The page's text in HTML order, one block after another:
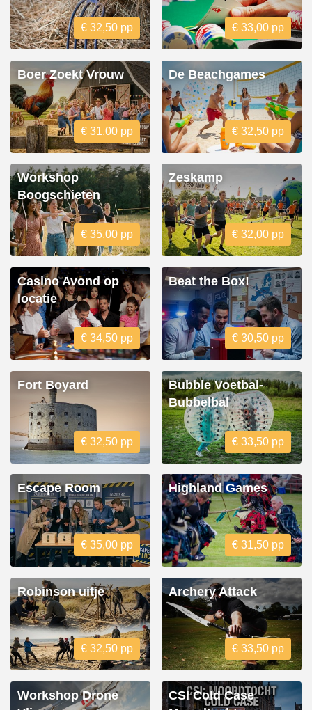
€ 32,50 pp € 33,00 pp
Boer Zoekt Vrouw
€ 31,00 pp
De Beachgames
€ 32,50 pp
Workshop
Boogschieten
€ 35,00 pp
Zeskamp
€ 32,00 pp
Casino Avond op
locatie
€ 34,50 pp
Beat the Box!
€ 30,50 pp
Fort Boyard
€ 32,50 pp
Bubble Voetbal-
Bubbelbal
€ 33,50 pp
Escape Room
€ 35,00 pp
Highland Games
€ 31,50 pp
Robinson uitje
€ 32,50 pp
Archery Attack
€ 33,50 pp
Workshop Drone
CSI Cold Case